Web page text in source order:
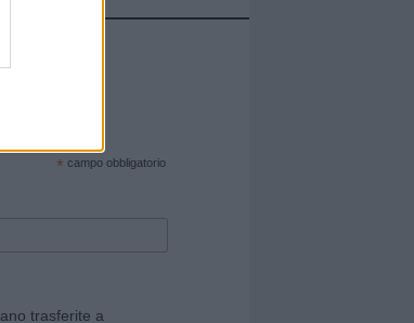
* campo obbligatorio
trasferite a